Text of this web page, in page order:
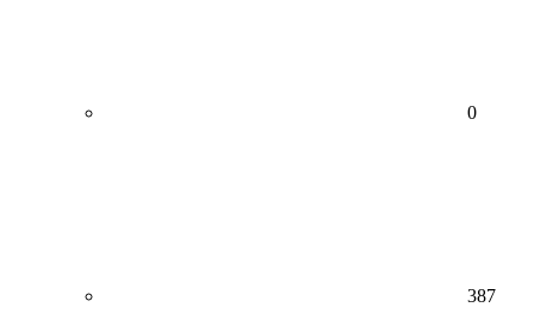
0
387